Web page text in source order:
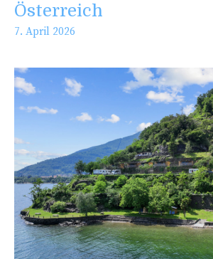
Österreich
7. April 2026